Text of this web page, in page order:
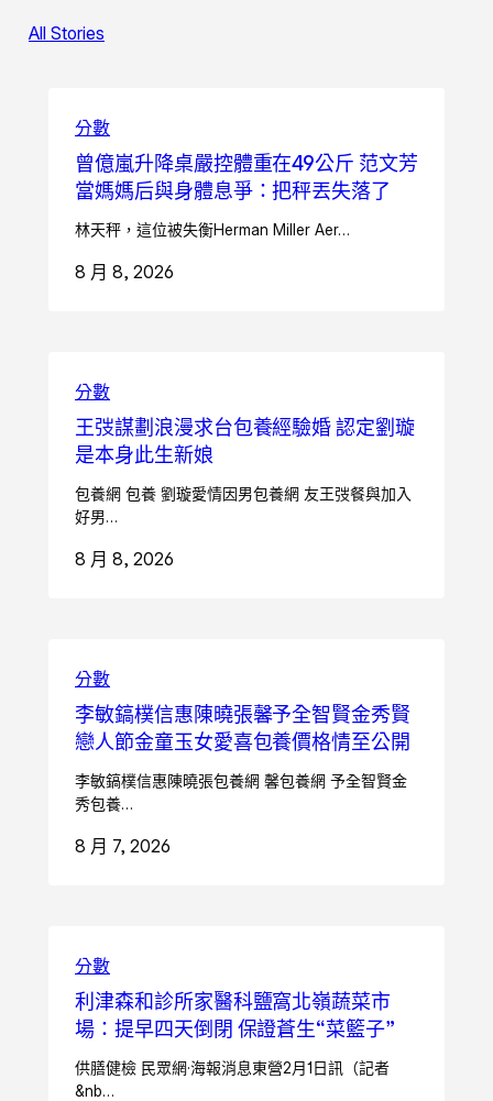
All Stories
分數
曾億嵐升降桌嚴控體重在49公斤 范文芳
當媽媽后與身體息爭：把秤丟失落了
林天秤，這位被失衡Herman Miller Aer…
8 月 8, 2026
分數
王弢謀劃浪漫求台包養經驗婚 認定劉璇
是本身此生新娘
包養網 包養 劉璇愛情因男包養網 友王弢餐與加入
好男…
8 月 8, 2026
分數
李敏鎬樸信惠陳曉張馨予全智賢金秀賢
戀人節金童玉女愛喜包養價格情至公開
李敏鎬樸信惠陳曉張包養網 馨包養網 予全智賢金
秀包養…
8 月 7, 2026
分數
利津森和診所家醫科鹽窩北嶺蔬菜市
場：提早四天倒閉 保證蒼生“菜籃子”
供膳健檢 民眾網·海報消息東營2月1日訊（記者
&nb…